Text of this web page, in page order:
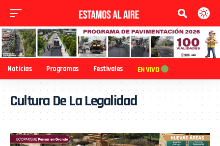
Noticias Programas Festivales EN VIVO
Cultura De La Legalidad